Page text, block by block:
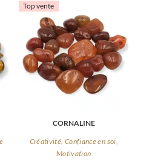
Top vente
CORNALINE
Créativité, Confiance en soi,
Motivation